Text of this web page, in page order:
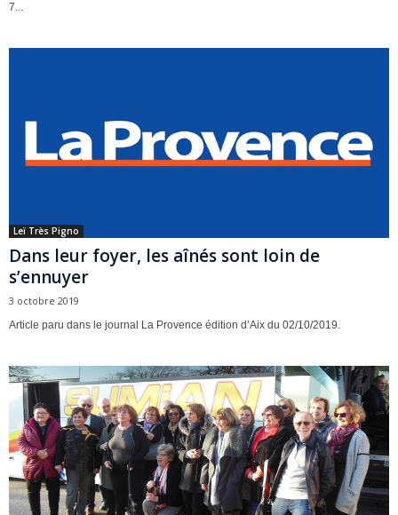
7...
Leï Très Pigno
Dans leur foyer, les aînés sont loin de
s’ennuyer
3 octobre 2019
Article paru dans le journal La Provence édition d’Aix du 02/10/2019.